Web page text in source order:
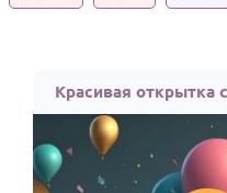
Юбилей
Свадьба
Годовщина свадьбы
Красивая открытка